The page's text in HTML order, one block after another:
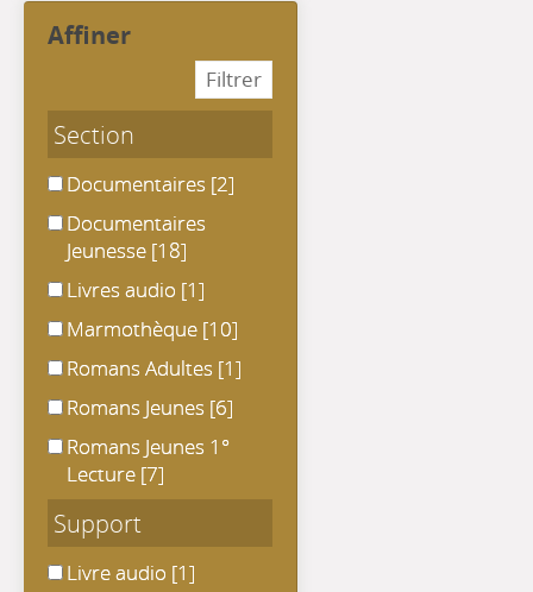
affiner
Section
Documentaires
Documentaires [2]
Documentaires Jeunesse
Documentaires
Jeunesse [18]
Livres audio
Livres audio [1]
Marmothèque
Marmothèque [10]
Romans Adultes
Romans Adultes [1]
Romans Jeunes
Romans Jeunes [6]
Romans Jeunes 1° Lecture
Romans Jeunes 1°
Lecture [7]
Support
Livre audio
Livre audio [1]